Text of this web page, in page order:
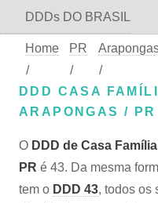
DDDs DO BRASIL
Home
/
PR
/
/
DDD CASA
ARAPONGAS / PR
O DDD de Casa
PR é 43. Da mesma
tem o DDD 43, todos os